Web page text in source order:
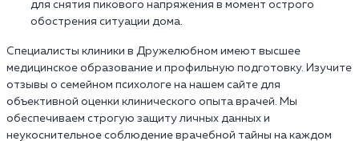
для снятия пикового напряжения в момент острого
обострения ситуации дома.
Специалисты клиники в Дружелюбном имеют высшее
медицинское образование и профильную подготовку. Изучите
отзывы о семейном психологе на нашем сайте для
объективной оценки клинического опыта врачей. Мы
обеспечиваем строгую защиту личных данных и
неукоснительное соблюдение врачебной тайны на каждом